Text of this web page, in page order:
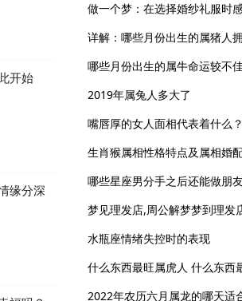
开始
缘分深
2019年属兔人多大了
生肖猴属相性格特点及属相婚
哪些星座男分手之后还能做朋
水瓶座情绪失控时的表现